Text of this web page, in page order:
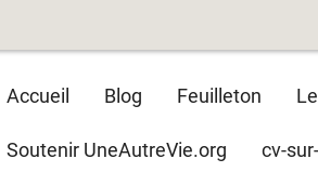
Main
navigation
Accueil Blog Feuilleton
Soutenir UneAutreVie.org cv-